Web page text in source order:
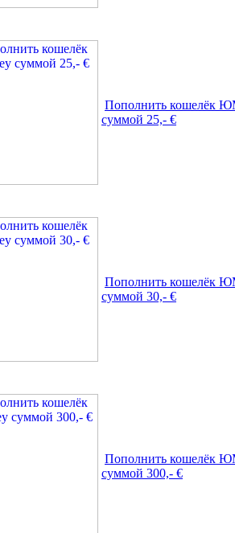
Пополнить кошелёк
суммой 25,- €
Пополнить кошелёк
суммой 30,- €
Пополнить кошелёк
суммой 300,- €